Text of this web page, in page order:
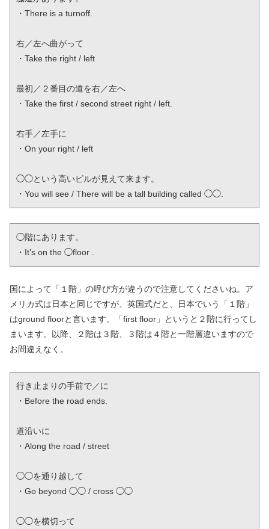
・There is a turnoff.
右／左へ曲がって
・Take the right / left
最初／２番目の道を右／左へ
・Take the first / second street right / left.
右手／左手に
・On your right / left
◯◯という高いビルが見えて来ます。
・You will see / There will be a tall building called ◯◯.
◯階にあります。
・It’s on the ◯floor .
国によって「１階」の呼び方が違うので注意してくださいね。ア
メリカ式は日本と同じですが、英国式だと、日本でいう「１階」
はground floorと言います。「first floor」というと２階に行ってし
まいます。以降、２階は３階、３階は４階と一階層違いますので
お間違えなく。
行き止まりの手前で／に
・Before the road ends.
道沿いに
・Along the road / street
◯◯を通り越して
・Go beyond ◯◯ / cross ◯◯
◯◯を横切って